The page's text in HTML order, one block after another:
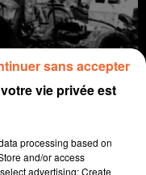
vie privée est
processing based on
and/or access
advertising; Create
sans accepter